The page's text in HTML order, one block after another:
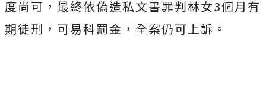
度尚可，最終依偽造私文書罪判林女3個月有
期徒刑，可易科罰金，全案仍可上訴。